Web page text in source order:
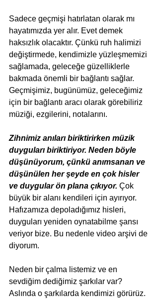
Sadece geçmişi hatırlatan olarak mı
hayatımızda yer alır. Evet demek
haksızlık olacaktır. Çünkü ruh halimizi
değiştirmede, kendimizle yüzleşmemizi
sağlamada, geleceğe güzelliklerle
bakmada önemli bir bağlantı sağlar.
Geçmişimiz, bugünümüz, geleceğimiz
için bir bağlantı aracı olarak görebiliriz
müziği, ezgilerini, notalarını.
Zihnimiz anıları biriktirirken müzik
duyguları biriktiriyor. Neden böyle
düşünüyorum, çünkü anımsanan ve
düşünülen her şeyde en çok hisler
ve duygular ön plana çıkıyor. Çok
büyük bir alanı kendileri için ayırıyor.
Hafızamıza depoladığımız hisleri,
duyguları yeniden oynatabilme şansı
veriyor bize. Bu nedenle video arşivi de
diyorum.
Neden bir çalma listemiz ve en
sevdiğim dediğimiz şarkılar var?
Aslında o şarkılarda kendimizi görürüz.